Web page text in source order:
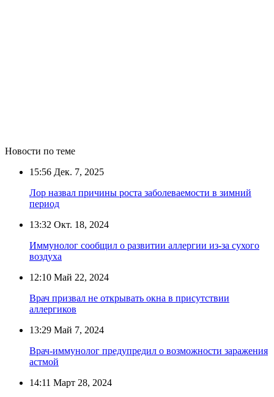
Новости по теме
15:56 Дек. 7, 2025
Лор назвал причины роста заболеваемости в зимний
период
13:32 Окт. 18, 2024
Иммунолог сообщил о развитии аллергии из-за сухого
воздуха
12:10 Май 22, 2024
Врач призвал не открывать окна в присутствии
аллергиков
13:29 Май 7, 2024
Врач-иммунолог предупредил о возможности заражения
астмой
14:11 Март 28, 2024